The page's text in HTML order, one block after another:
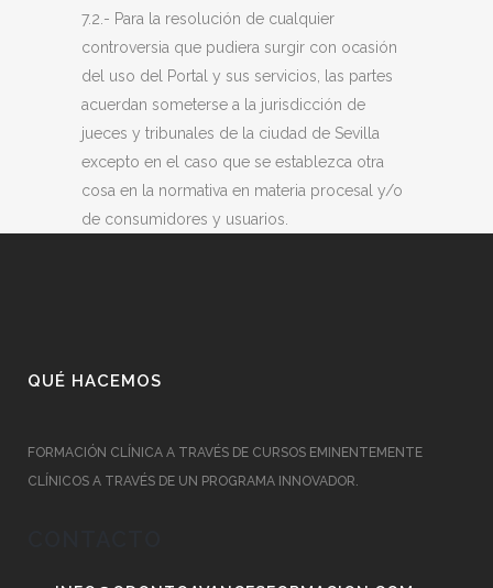
7.2.- Para la resolución de cualquier
controversia que pudiera surgir con ocasión
del uso del Portal y sus servicios, las partes
acuerdan someterse a la jurisdicción de
jueces y tribunales de la ciudad de Sevilla
excepto en el caso que se establezca otra
cosa en la normativa en materia procesal y/o
de consumidores y usuarios.
QUÉ HACEMOS
FORMACIÓN CLÍNICA A TRAVÉS DE CURSOS EMINENTEMENTE
CLÍNICOS A TRAVÉS DE UN PROGRAMA INNOVADOR.